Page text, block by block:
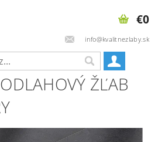
info@kvalitnezlaby.sk
€0
ŽĽAB